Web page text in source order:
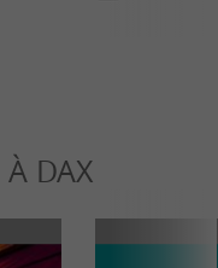
À DAX